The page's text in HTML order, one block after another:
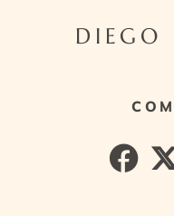
DIEGO